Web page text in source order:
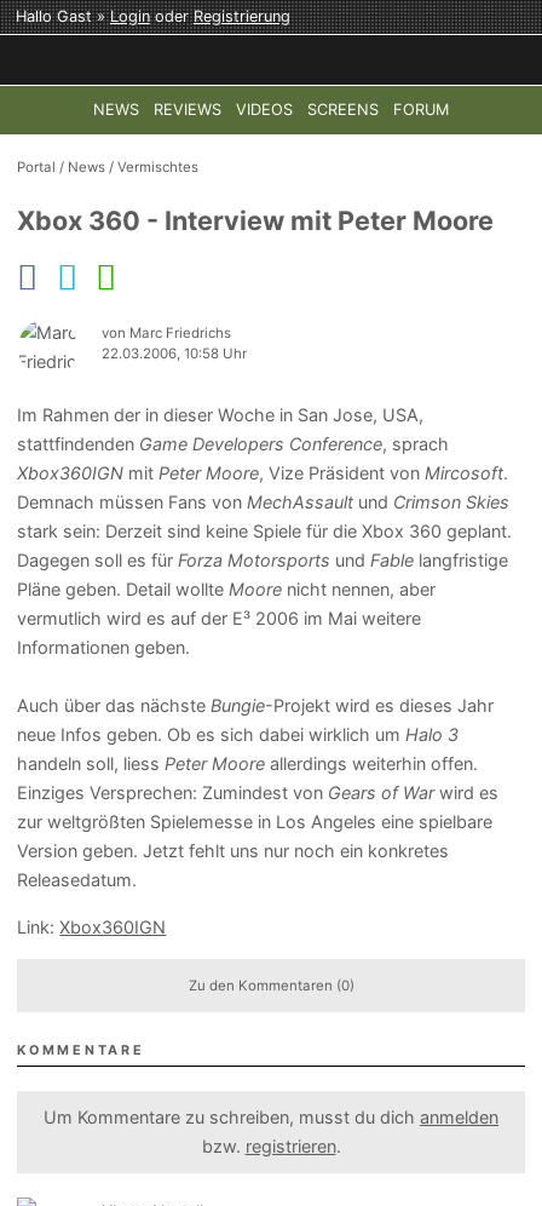
Hallo Gast »LoginoderRegistrierung
NEWS REVIEWS VIDEOS SCREENS FORUM
TOP-THEMEN: COD: MODERN WARFARE 4 HALO:
Portal / News /Vermischtes
Xbox 360 - Interview mit Peter Moore
von Marc Friedrichs
22.03.2006, 10:58 Uhr
Im Rahmen der in dieser Woche in San Jose, USA,
stattfindenden Game Developers Conference, sprach
Xbox360IGN mit Peter Moore, Vize Präsident von Mircosoft.
Demnach müssen Fans von MechAssault und Crimson Skies
stark sein: Derzeit sind keine Spiele für die Xbox 360 geplant.
Dagegen soll es für Forza Motorsports und Fable langfristige
Pläne geben. Detail wollte Moore nicht nennen, aber
vermutlich wird es auf der E³ 2006 im Mai weitere
Informationen geben.
Auch über das nächste Bungie-Projekt wird es dieses Jahr
neue Infos geben. Ob es sich dabei wirklich um Halo 3
handeln soll, liess Peter Moore allerdings weiterhin offen.
Einziges Versprechen: Zumindest von Gears of Warwird es
zur weltgrößten Spielemesse in Los Angeles eine spielbare
Version geben. Jetzt fehlt uns nur noch ein konkretes
Releasedatum.
Link:Xbox360IGN
Zu den Kommentaren (0)
KOMMENTARE
Um Kommentare zu schreiben, musst du dich anmelden
bzw. registrieren.